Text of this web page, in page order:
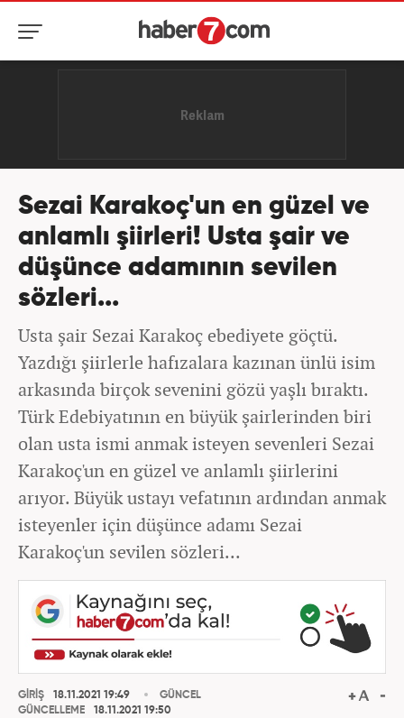
Sezai Karakoç'un en güzel ve
anlamlı şiirleri! Usta şair ve
düşünce adamının sevilen
sözleri...
Usta şair Sezai Karakoç ebediyete göçtü.
Yazdığı şiirlerle hafızalara kazınan ünlü isim
arkasında birçok sevenini gözü yaşlı bıraktı.
Türk Edebiyatının en büyük şairlerinden biri
olan usta ismi anmak isteyen sevenleri Sezai
Karakoç'un en güzel ve anlamlı şiirlerini
arıyor. Büyük ustayı vefatının ardından anmak
isteyenler için düşünce adamı Sezai
Karakoç'un sevilen sözleri...
GİRİŞ
18.11.2021 19:49
GÜNCELLEME
18.11.2021 19:50
GÜNCEL